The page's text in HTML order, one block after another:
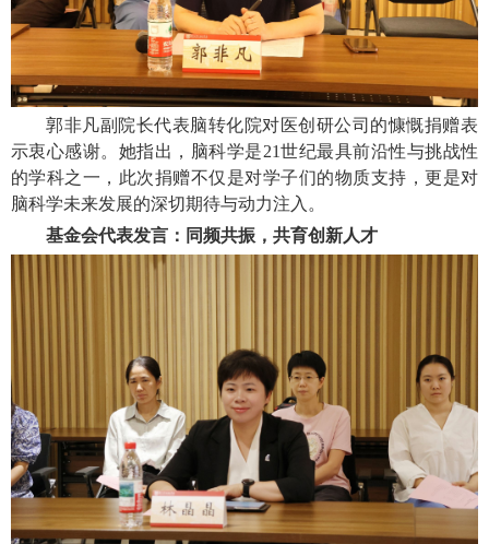
郭非凡副院长代表脑转化院对医创研公司的慷慨捐赠表
示衷心感谢。她指出，脑科学是21世纪最具前沿性与挑战性
的学科之一，此次捐赠不仅是对学子们的物质支持，更是对
脑科学未来发展的深切期待与动力注入。
基金会代表发言：同频共振，共育创新人才